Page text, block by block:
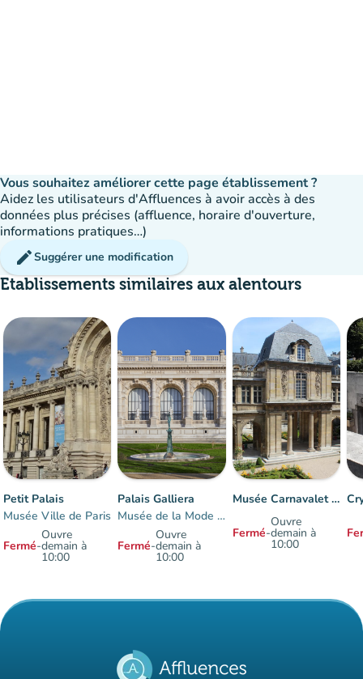
Vous souhaitez améliorer cette page établissement ?
Aidez les utilisateurs d'Affluences à avoir accès à des
données plus précises (affluence, horaire d'ouverture,
informations pratiques…)
editSuggérer une modification
Etablissements similaires aux alentours
Petit Palais
Musée Ville de Paris
Fermé-
Ouvre
demain à
10:00
Palais Galliera
Musée de la Mode de Paris
Fermé-
Ouvre
demain à
10:00
Musée Carnavalet - Histoire de Paris
Fermé-
Ouvre
demain à
10:00